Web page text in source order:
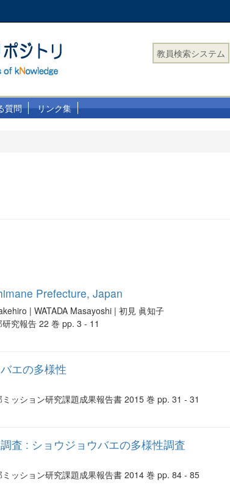
教員検索システム
質問 リンク集
Prefecture, Japan
| WATADA Masayoshi | 初見 眞知子
究報告 22 巻 pp. 3 - 11
エの多様性
ッション研究課題成果報告書 2015 巻 pp. 31 - 31
査 : ショウジョウバエの多様性調査
ッション研究課題成果報告書 2014 巻 pp. 84 - 85